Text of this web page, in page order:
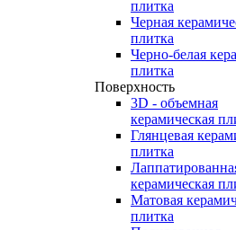
плитка
Черная
плитка
Черно-белая
плитка
Поверхность
3D - объемная
керамическая
Глянцевая
плитка
керамическая
Матовая
плитка